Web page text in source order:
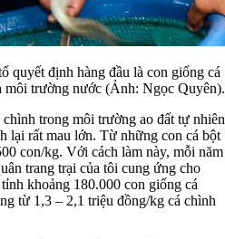
quyết định hàng đầu là con giống cá
môi trường nước (Ảnh: Ngọc Quyên).
trong môi trường ao đất tự nhiên
lại rất mau lớn. Từ những con cá bột
con/kg. Với cách làm này, mỗi năm
trang trại của tôi cung ứng cho
khoảng 180.000 con giống cá
từ 1,3 – 2,1 triệu đồng/kg cá chình